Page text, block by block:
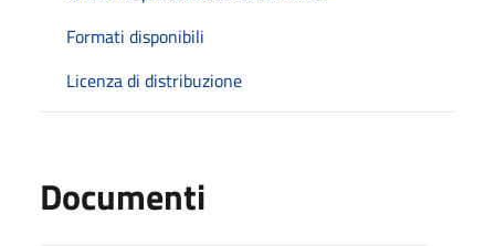
Formati disponibili
Licenza di distribuzione
Documenti